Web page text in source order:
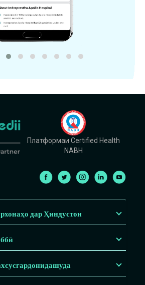
Платформаи Certified Health
NABH
дар Ҳиндустон